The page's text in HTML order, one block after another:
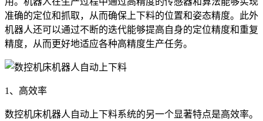
准确的定位和抓取，从而确保上下料的位置和姿态精度。此外
机器人还可以通过不断的迭代能够提高自身的定位精度和重复
精度，从而更好地适应各种高精度生产任务。
1、高效率
数控机床机器人自动上下料系统的另一个显著特点是高效率。